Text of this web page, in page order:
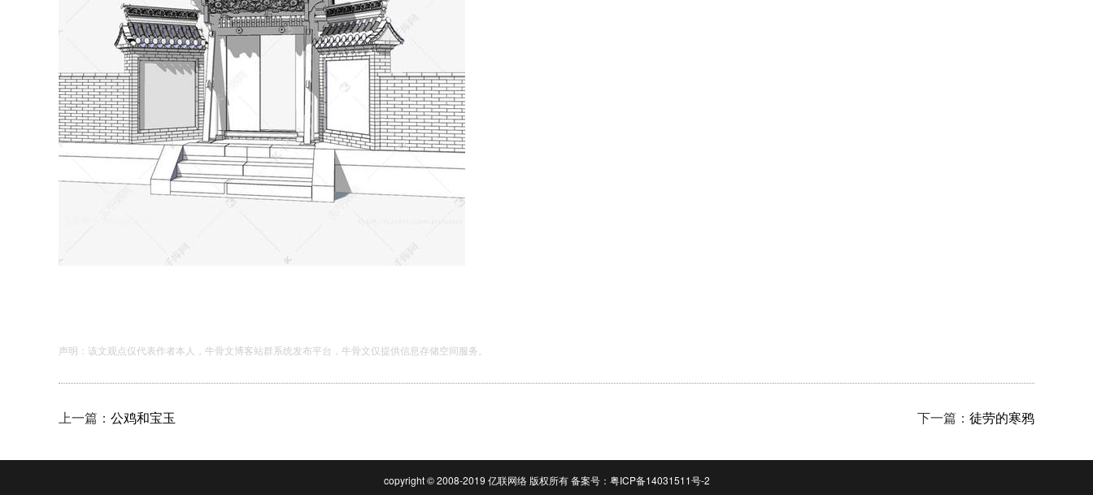
声明：该文观点仅代表作者本人，牛骨文博客站群系统发布平台，牛骨文仅提供信息存储空间服务。
上一篇： 公鸡和宝玉 下一篇： 徒劳的寒鸦
copyright © 2008-2019 亿联网络 版权所有 备案号： 粤ICP备14031511号-2